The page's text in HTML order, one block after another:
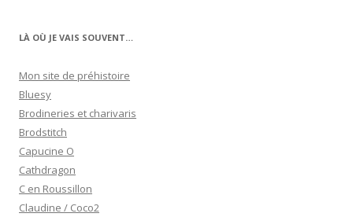
LÀ OÙ JE VAIS SOUVENT…
Mon site de préhistoire
Bluesy
Brodineries et charivaris
Brodstitch
Capucine O
Cathdragon
C en Roussillon
Claudine / Coco2